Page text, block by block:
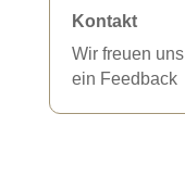
Kontakt
Wir freuen
ein Feedback